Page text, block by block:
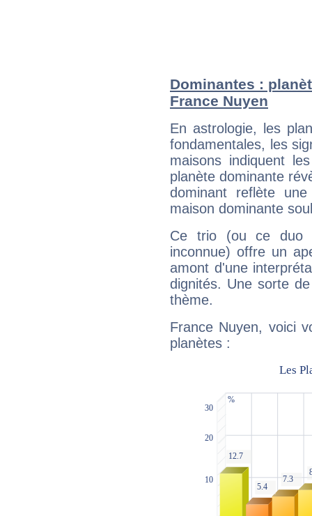
Dominantes :
France Nuyen
En astrologie, les
fondamentales, les
maisons indiquent
planète dominante
dominant reflète
maison dominante
Ce trio (ou ce duo
inconnue) offre un
amont d'une
dignités. Une sorte
thème.
France Nuyen, voici
planètes :